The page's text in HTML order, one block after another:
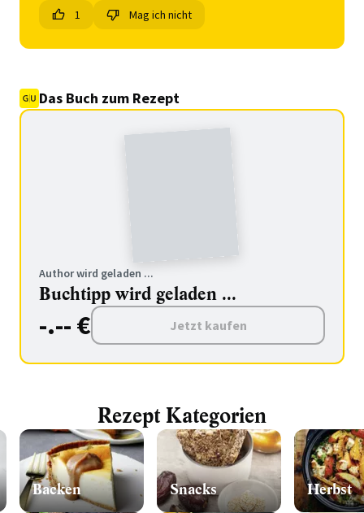
1 Mag ich nicht
Das Buch zum Rezept
Author wird geladen ...
Buchtipp wird geladen ...
-.-- € Jetzt kaufen
Rezept Kategorien
Backen Snacks Herbst